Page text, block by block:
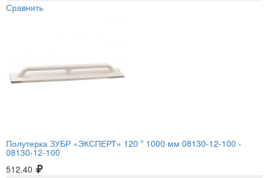
Сравнить
Полутерка ЗУБР «ЭКСПЕРТ» 120 * 1000 мм 08130-12-100 -
08130-12-100
512.40